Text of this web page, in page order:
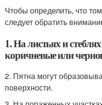
Чтобы определить, что
следует обратить
1. На листьях и
коричневые или
2. Пятна могут
поверхности.